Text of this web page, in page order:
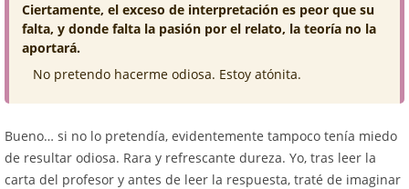
Ciertamente, el exceso de interpretación es peor que su
falta, y donde falta la pasión por el relato, la teoría no la
aportará.
No pretendo hacerme odiosa. Estoy atónita.
Bueno… si no lo pretendía, evidentemente tampoco tenía miedo
de resultar odiosa. Rara y refrescante dureza. Yo, tras leer la
carta del profesor y antes de leer la respuesta, traté de imaginar